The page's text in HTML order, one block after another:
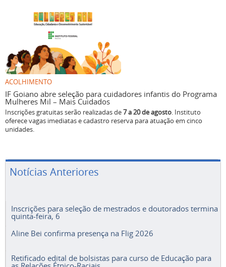
ACOLHIMENTO
IF Goiano abre seleção para cuidadores infantis do Programa
Mulheres Mil – Mais Cuidados
Inscrições gratuitas serão realizadas de7 a 20 de agosto. Instituto
oferece vagas imediatas e cadastro reserva para atuação em cinco
unidades.
Notícias Anteriores
Inscrições para seleção de mestrados e doutorados termina
quinta-feira, 6
Aline Bei confirma presença na Flig 2026
Retificado edital de bolsistas para curso de Educação para